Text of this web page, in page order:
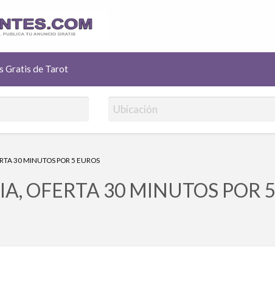
Gratis de Tarot
30 MINUTOS POR 5 EUROS
OFERTA 30 MINUTOS POR 5